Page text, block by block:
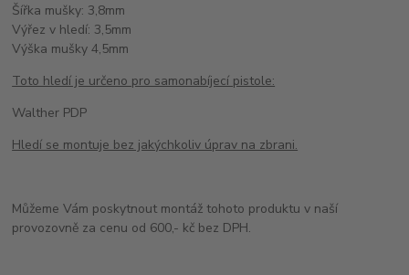
Šířka mušky: 3,8mm
Výřez v hledí: 3,5mm
Výška mušky 4,5mm
Toto hledí je určeno pro samonabíjecí pistole:
Walther PDP
Hledí se montuje bez jakýchkoliv úprav na zbrani.
Můžeme Vám poskytnout montáž tohoto produktu v naší
provozovně za cenu od 600,- kč bez DPH.